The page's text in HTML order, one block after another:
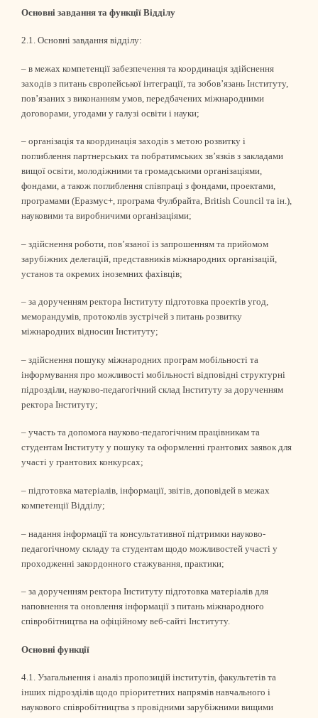
Основні завдання та функції Відділу
2.1. Основні завдання відділу:
– в межах компетенції забезпечення та координація здійснення
заходів з питань європейської інтеграції, та зобов’язань Інституту,
пов’язаних з виконанням умов, передбачених міжнародними
договорами, угодами у галузі освіти і науки;
– організація та координація заходів з метою розвитку і
поглиблення партнерських та побратимських зв’язків з закладами
вищої освіти, молодіжними та громадськими організаціями,
фондами, а також поглиблення співпраці з фондами, проектами,
програмами (Еразмус+, програма Фулбрайта, British Council та ін.),
науковими та виробничими організаціями;
– здійснення роботи, пов’язаної із запрошенням та прийомом
зарубіжних делегацій, представників міжнародних організацій,
установ та окремих іноземних фахівців;
– за дорученням ректора Інституту підготовка проектів угод,
меморандумів, протоколів зустрічей з питань розвитку
міжнародних відносин Інституту;
– здійснення пошуку міжнародних програм мобільності та
інформування про можливості мобільності відповідні структурні
підрозділи, науково-педагогічний склад Інституту за дорученням
ректора Інституту;
– участь та допомога науково-педагогічним працівникам та
студентам Інституту у пошуку та оформленні грантових заявок для
участі у грантових конкурсах;
– підготовка матеріалів, інформації, звітів, доповідей в межах
компетенції Відділу;
– надання інформації та консультативної підтримки науково-
педагогічному складу та студентам щодо можливостей участі у
проходженні закордонного стажування, практики;
– за дорученням ректора Інституту підготовка матеріалів для
наповнення та оновлення інформації з питань міжнародного
співробітництва на офіційному веб-сайті Інституту.
Основні функції
4.1. Узагальнення і аналіз пропозицій інститутів, факультетів та
інших підрозділів щодо пріоритетних напрямів навчального і
наукового співробітництва з провідними зарубіжними вищими